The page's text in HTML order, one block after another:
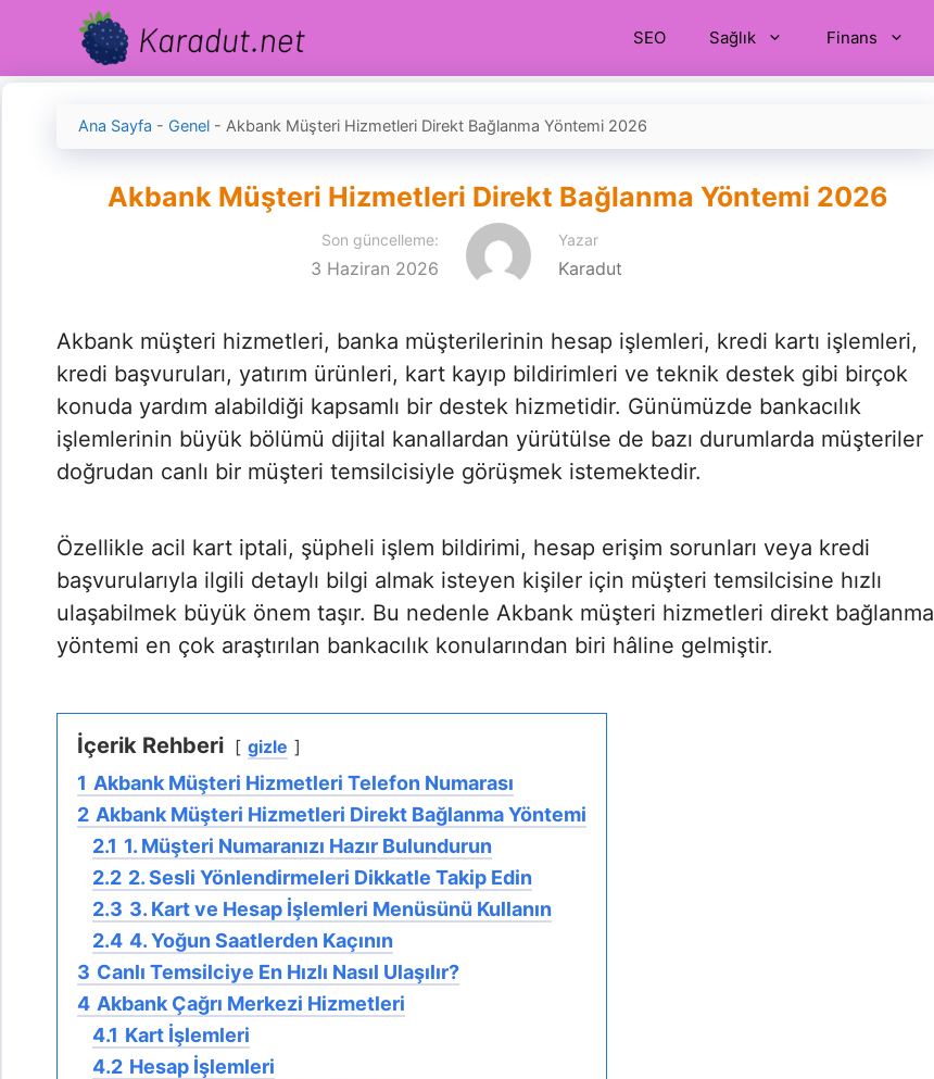
SEO Sağlık Finans
Ana Sayfa - Genel - Akbank Müşteri Hizmetleri Direkt Bağlanma Yöntemi 2026
Akbank Müşteri Hizmetleri Direkt Bağlanma Yöntemi 2026
Son güncelleme:
3 Haziran 2026
Yazar
Karadut
Akbank müşteri hizmetleri, banka müşterilerinin hesap işlemleri, kredi kartı işlemleri,
kredi başvuruları, yatırım ürünleri, kart kayıp bildirimleri ve teknik destek gibi birçok
konuda yardım alabildiği kapsamlı bir destek hizmetidir. Günümüzde bankacılık
işlemlerinin büyük bölümü dijital kanallardan yürütülse de bazı durumlarda müşteriler
doğrudan canlı bir müşteri temsilcisiyle görüşmek istemektedir.
Özellikle acil kart iptali, şüpheli işlem bildirimi, hesap erişim sorunları veya kredi
başvurularıyla ilgili detaylı bilgi almak isteyen kişiler için müşteri temsilcisine hızlı
ulaşabilmek büyük önem taşır. Bu nedenle Akbank müşteri hizmetleri direkt bağlanma
yöntemi en çok araştırılan bankacılık konularından biri hâline gelmiştir.
İçerik Rehberi gizle
1 Akbank Müşteri Hizmetleri Telefon Numarası
2 Akbank Müşteri Hizmetleri Direkt Bağlanma Yöntemi
2.1 1. Müşteri Numaranızı Hazır Bulundurun
2.2 2. Sesli Yönlendirmeleri Dikkatle Takip Edin
2.3 3. Kart ve Hesap İşlemleri Menüsünü Kullanın
2.4 4. Yoğun Saatlerden Kaçının
3 Canlı Temsilciye En Hızlı Nasıl Ulaşılır?
4 Akbank Çağrı Merkezi Hizmetleri
4.1 Kart İşlemleri
4.2 Hesap İşlemleri